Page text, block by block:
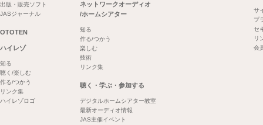
出版・販売ソフト
JASジャーナル
OTOTEN
ハイレゾ
知る
聴く/楽しむ
作る/つかう
リンク集
ハイレゾロゴ
ネットワークオーディオ
/ホームシアター
知る
作る/つかう
楽しむ
技術
リンク集
聴く・学ぶ・参加する
デジタルホームシアター教室
最新オーディオ情報
JAS主催イベント
サ
プ
セ
リ
会